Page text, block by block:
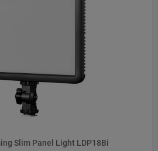
Slim Panel Light LDP18Bi